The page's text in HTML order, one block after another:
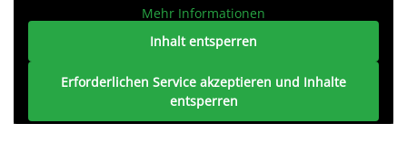
Mehr Informationen
Inhalt entsperren
Erforderlichen Service akzeptieren und Inhalte
entsperren